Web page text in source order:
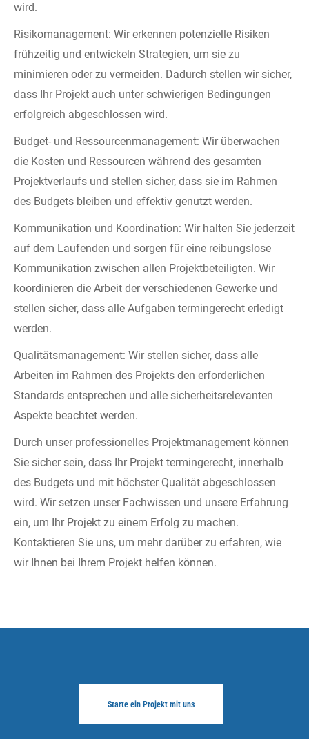
wird.
Risikomanagement: Wir erkennen potenzielle Risiken
frühzeitig und entwickeln Strategien, um sie zu
minimieren oder zu vermeiden. Dadurch stellen wir sicher,
dass Ihr Projekt auch unter schwierigen Bedingungen
erfolgreich abgeschlossen wird.
Budget- und Ressourcenmanagement: Wir überwachen
die Kosten und Ressourcen während des gesamten
Projektverlaufs und stellen sicher, dass sie im Rahmen
des Budgets bleiben und effektiv genutzt werden.
Kommunikation und Koordination: Wir halten Sie jederzeit
auf dem Laufenden und sorgen für eine reibungslose
Kommunikation zwischen allen Projektbeteiligten. Wir
koordinieren die Arbeit der verschiedenen Gewerke und
stellen sicher, dass alle Aufgaben termingerecht erledigt
werden.
Qualitätsmanagement: Wir stellen sicher, dass alle
Arbeiten im Rahmen des Projekts den erforderlichen
Standards entsprechen und alle sicherheitsrelevanten
Aspekte beachtet werden.
Durch unser professionelles Projektmanagement können
Sie sicher sein, dass Ihr Projekt termingerecht, innerhalb
des Budgets und mit höchster Qualität abgeschlossen
wird. Wir setzen unser Fachwissen und unsere Erfahrung
ein, um Ihr Projekt zu einem Erfolg zu machen.
Kontaktieren Sie uns, um mehr darüber zu erfahren, wie
wir Ihnen bei Ihrem Projekt helfen können.
Starte ein Projekt mit uns